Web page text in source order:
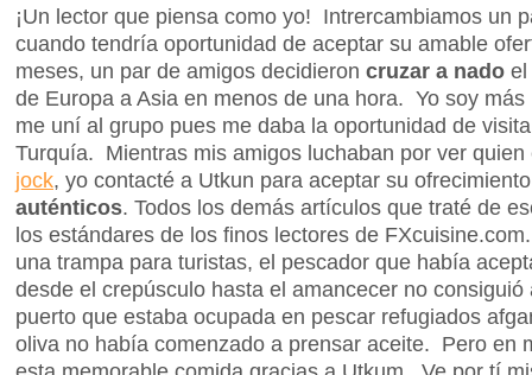
¡Un lector que piensa como yo! Intrercambiamos un
cuando tendría oportunidad de aceptar su amable
meses, un par de amigos decidieron cruzar a nado el
de Europa a Asia en menos de una hora. Yo soy
me uní al grupo pues me daba la oportunidad de
Turquía. Mientras mis amigos luchaban por ver
jock, yo contacté a Utkun para aceptar su
auténticos. Todos los demás artículos que traté de
los estándares de los finos lectores de
una trampa para turistas, el pescador que había
desde el crepúsculo hasta el amancecer no
puerto que estaba ocupada en pescar refugiados
oliva no había comenzado a prensar aceite. Pero en